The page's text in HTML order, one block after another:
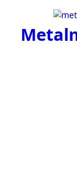
content